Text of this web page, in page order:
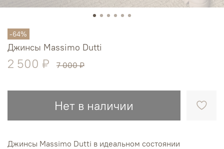
-64%
Джинсы Massimo Dutti
2 500 ₽ 7 000 ₽
Нет в наличии
Джинсы Massimo Dutti в идеальном состоянии